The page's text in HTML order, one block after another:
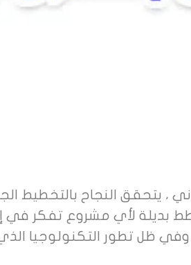
يتحقق النجاح بالتخطيط
بديلة لأي مشروع تفكر في
ظل تطور التكنولوجيا